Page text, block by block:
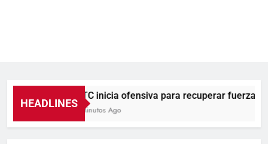
HEADLINES
UNTC inicia ofensiva para recuperar fuerza
45 Minutos Ago